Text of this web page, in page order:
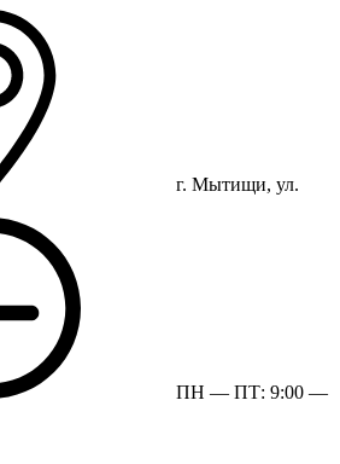
г. Мытищи, ул.
ПН — ПТ: 9:00 —